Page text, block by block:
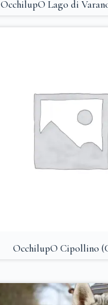
OcchilupO Lago di
OcchilupO Cipollino